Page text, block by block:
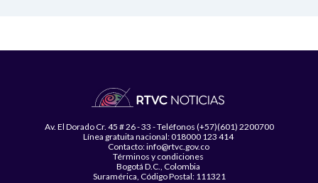
Av. El Dorado Cr. 45 # 26 - 33 - Teléfonos (+57)(601) 2200700
Línea gratuita nacional: 018000 123 414
Contacto: info@rtvc.gov.co
Términos y condiciones
Bogotá D.C., Colombia
Suramérica, Código Postal: 111321